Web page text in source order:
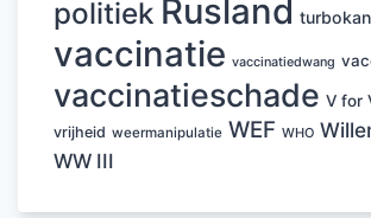
politiek Rusland
vaccinatie vaccinatiedwang
vaccinatieschade V for
vrijheid weermanipulatie WEF WHO
WW III